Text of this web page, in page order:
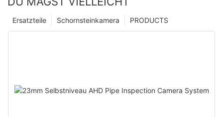
PRODUCTS
Schornsteinkamera
Ersatzteile